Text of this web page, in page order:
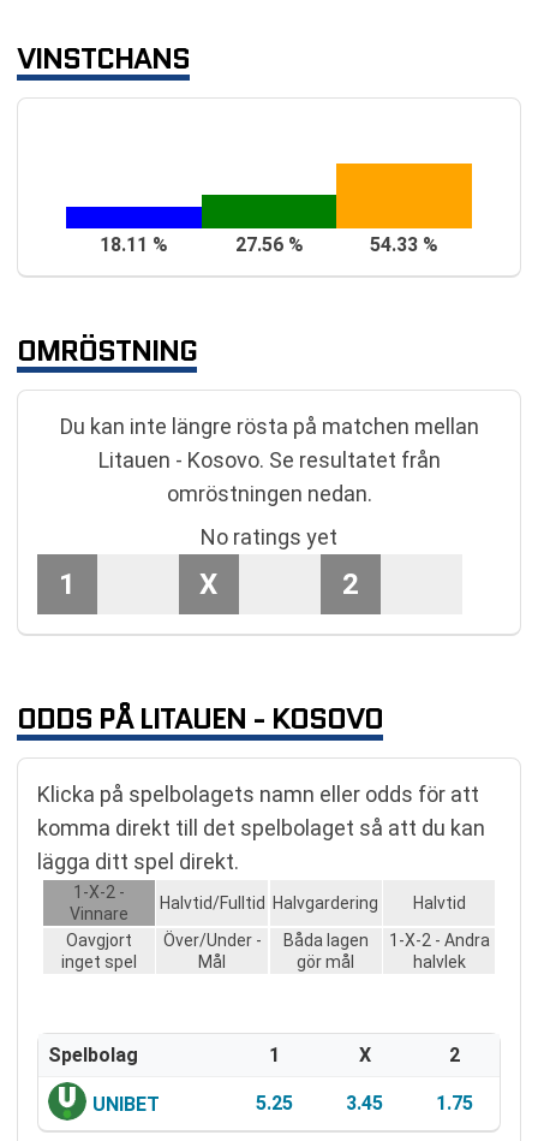
VINSTCHANS
18.11 % 27.56 % 54.33 %
OMRÖSTNING
Du kan inte längre rösta på matchen mellan
Litauen - Kosovo. Se resultatet från
omröstningen nedan.
No ratings yet
1 X 2
ODDS PÅ LITAUEN - KOSOVO
Klicka på spelbolagets namn eller odds för att
komma direkt till det spelbolaget så att du kan
lägga ditt spel direkt.
1-X-2 -
Vinnare
Halvtid/Fulltid Halvgardering
Halvtid
Oavgjort
inget spel
Över/Under -
Mål
Båda lagen
gör mål
1-X-2 - Andra
halvlek
Spelbolag 1 X 2
UNIBET 5.25 3.45 1.75